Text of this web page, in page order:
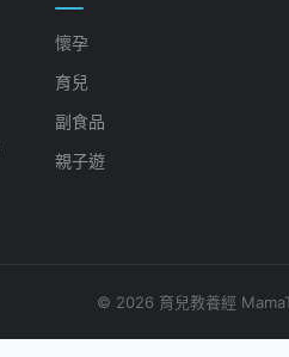
懷孕
育兒
副食品
親子遊
© 2026 育兒教養經